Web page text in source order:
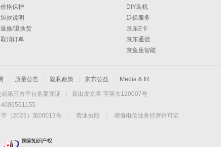
价格保护
退款说明
返修/退换货
取消订单
DIY装机
延保服务
京东E卡
京东通信
京鱼座智能
质量公告 隐私政策 京东公益 Media & IR
第三方平台备案凭证
新出发京零 字第大120007号
4006561155
（2023）第00013号
营业执照 增值电信业务经营许可证